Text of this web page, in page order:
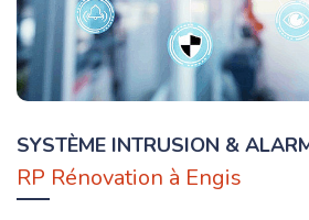
SYSTÈME INTRUSION &
RP Rénovation à Engis